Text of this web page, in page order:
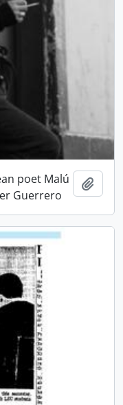
poet Malú
Guerrero